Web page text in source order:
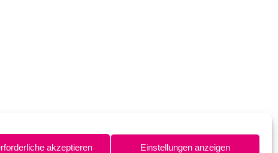
akzeptieren Einstellungen anzeigen